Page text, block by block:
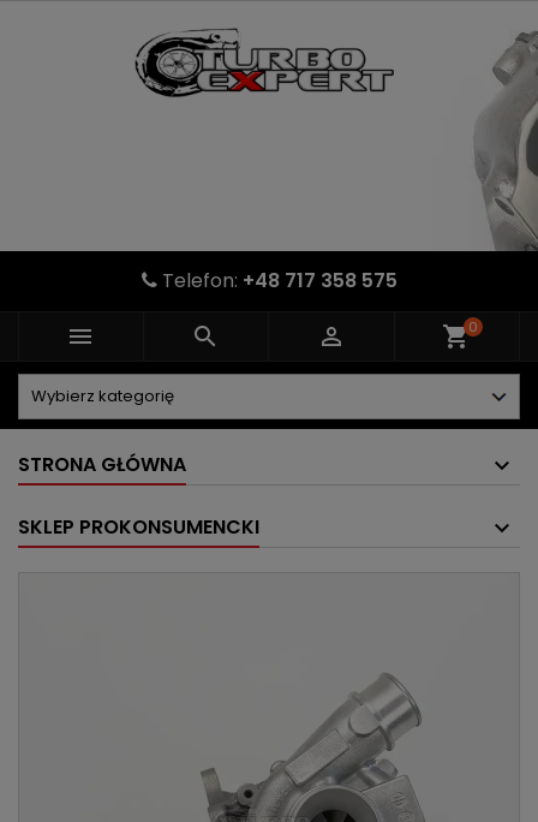
Telefon: +48 717 358 575
   shopping_cart0
STRONA GŁÓWNA
SKLEP PROKONSUMENCKI